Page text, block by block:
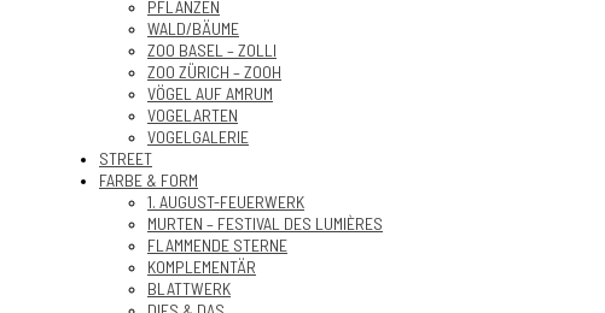
PFLANZEN
WALD/BÄUME
ZOO BASEL – ZOLLI
ZOO ZÜRICH – ZOOH
VÖGEL AUF AMRUM
VOGELARTEN
VOGELGALERIE
STREET
FARBE & FORM
1. AUGUST-FEUERWERK
MURTEN – FESTIVAL DES LUMIÈRES
FLAMMENDE STERNE
KOMPLEMENTÄR
BLATTWERK